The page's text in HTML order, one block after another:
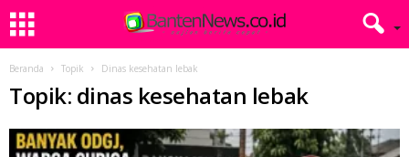
Beranda Topik Dinas kesehatan lebak
Topik: dinas kesehatan lebak